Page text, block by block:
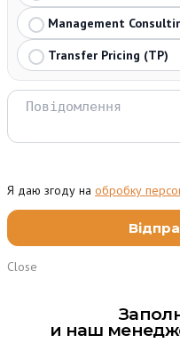
Management
Transfer Pricing (TP)
Я даю згоду на обробку
Close
и наш